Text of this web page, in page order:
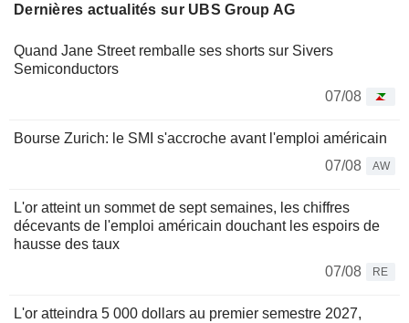
Dernières actualités sur UBS Group AG
Quand Jane Street remballe ses shorts sur Sivers
Semiconductors
07/08
Bourse Zurich: le SMI s'accroche avant l'emploi américain
07/08
AW
L'or atteint un sommet de sept semaines, les chiffres
décevants de l'emploi américain douchant les espoirs de
hausse des taux
07/08
RE
L'or atteindra 5 000 dollars au premier semestre 2027,